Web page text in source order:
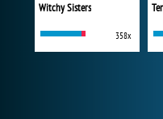
Witchy Sisters
358x